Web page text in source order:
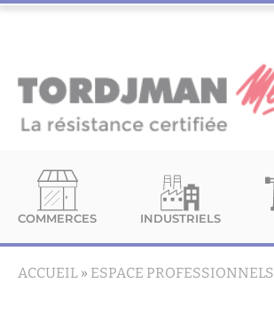
COMMERCES INDUSTRIELS
ACCUEIL » ESPACE PROFESSIONNELS